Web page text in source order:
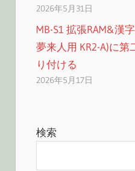
2026年5月31日
MB-S1 拡張RAM&漢
夢来人用 KR2-A)に第
り付ける
2026年5月17日
検索